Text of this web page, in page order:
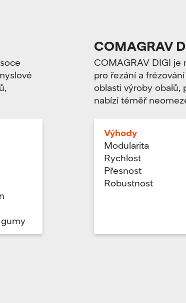
COMAGRAV
COMAGRAV DIGI
pro řezání a
oblasti výroby obalů,
nabízí téměř
Výhody
Modularita
Rychlost
Přesnost
Robustnost